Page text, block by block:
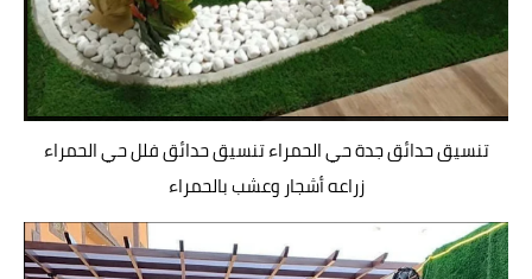
تنسيق حدائق جدة حي الحمراء تنسيق حدائق فلل حي الحمراء
زراعه أشجار وعشب بالحمراء